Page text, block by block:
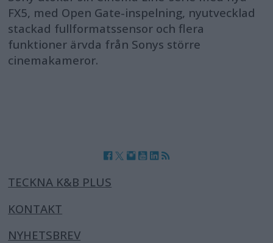
FX5, med Open Gate-inspelning, nyutvecklad
stackad fullformatssensor och flera
funktioner ärvda från Sonys större
cinemakameror.
TECKNA K&B PLUS
KONTAKT
NYHETSBREV